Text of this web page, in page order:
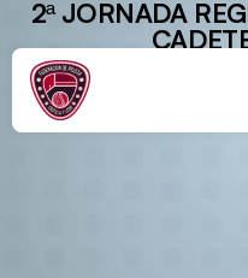
2ª JORNADA